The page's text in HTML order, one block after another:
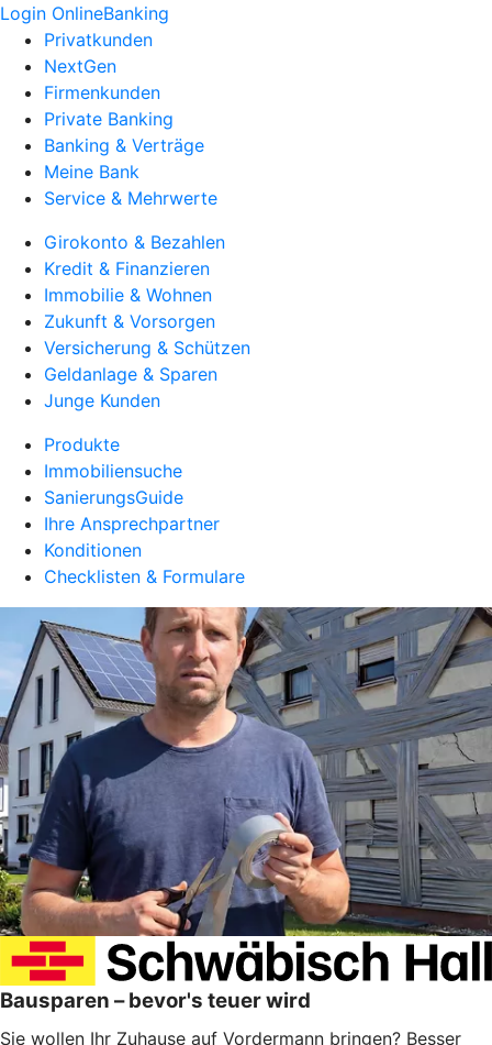
Login OnlineBanking
Privatkunden
NextGen
Firmenkunden
Private Banking
Banking & Verträge
Meine Bank
Service & Mehrwerte
Girokonto & Bezahlen
Kredit & Finanzieren
Immobilie & Wohnen
Zukunft & Vorsorgen
Versicherung & Schützen
Geldanlage & Sparen
Junge Kunden
Produkte
Immobiliensuche
SanierungsGuide
Ihre Ansprechpartner
Konditionen
Checklisten & Formulare
Bausparen – bevor's teuer wird
Sie wollen Ihr Zuhause auf Vordermann bringen? Besser